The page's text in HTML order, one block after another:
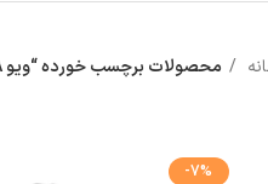
محصولات برچسب خورده “ویو VALERA”
-7%